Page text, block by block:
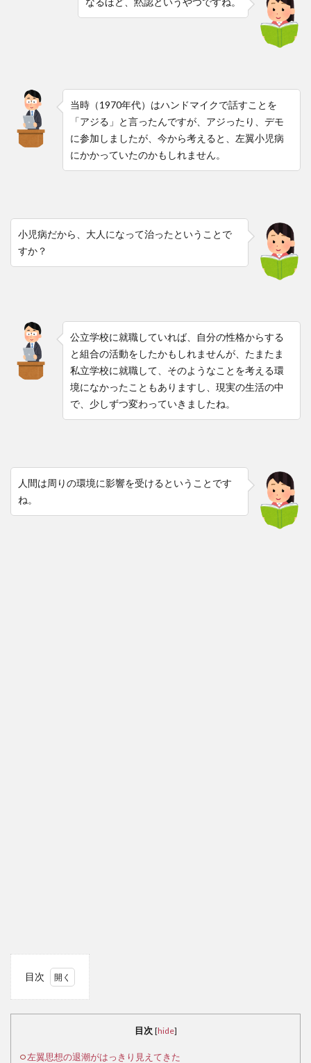
当時（1970年代）はハンドマイクで話すことを
「アジる」と言ったんですが、アジったり、デモ
に参加しましたが、今から考えると、左翼小児病
にかかっていたのかもしれません。
小児病だから、大人になって治ったということで
すか？
公立学校に就職していれば、自分の性格からする
と組合の活動をしたかもしれませんが、たまたま
私立学校に就職して、そのようなことを考える環
境になかったこともありますし、現実の生活の中
で、少しずつ変わっていきましたね。
人間は周りの環境に影響を受けるということです
ね。
目次
退潮
目次 [hide]
左翼思想の退潮がはっきり見えてきた